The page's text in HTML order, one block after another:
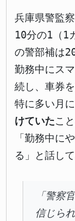
兵庫県警監
10分の1（1
の警部補は
勤務中にス
続し、車券
特に多い月
けていたこ
「勤務中に
る」と話し
「警察
信じら